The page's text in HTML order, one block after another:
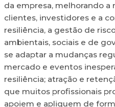
da empresa, melhorando a
clientes, investidores e a
resiliência, a gestão de
ambientais, sociais e de
se adaptar a mudanças
mercado e eventos
resiliência; atração e
que muitos profissionais
apoiem e apliquem de